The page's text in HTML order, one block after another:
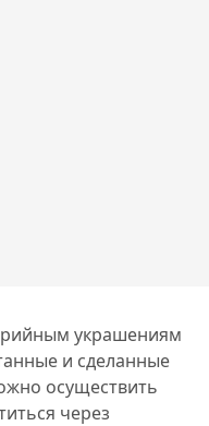
украшениям
и сделанные
осуществить
через